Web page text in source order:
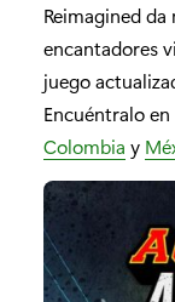
Reimagined
encantadores
juego
Encuéntralo
Colombia y